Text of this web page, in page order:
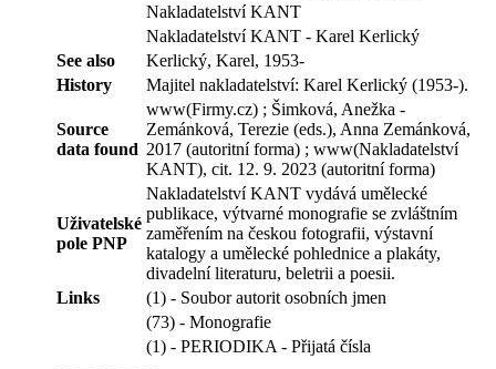
Nakladatelství KANT
Nakladatelství KANT - Karel Kerlický
See also
Kerlický, Karel, 1953-
History
Majitel nakladatelství: Karel Kerlický (1953-).
Source
data found
www(Firmy.cz) ; Šimková, Anežka -
Zemánková, Terezie (eds.), Anna Zemánková,
2017 (autoritní forma) ; www(Nakladatelství
KANT), cit. 12. 9. 2023 (autoritní forma)
Uživatelské
pole PNP
Nakladatelství KANT vydává umělecké
publikace, výtvarné monografie se zvláštním
zaměřením na českou fotografii, výstavní
katalogy a umělecké pohlednice a plakáty,
divadelní literaturu, beletrii a poesii.
Links
(1) - Soubor autorit osobních jmen
(73) - Monografie
(1) - PERIODIKA - Přijatá čísla